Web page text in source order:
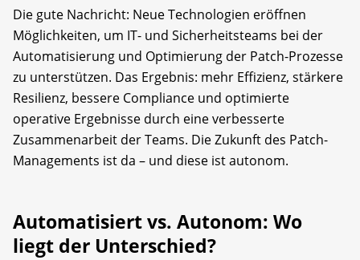
Die gute Nachricht: Neue Technologien eröffnen
Möglichkeiten, um IT- und Sicherheitsteams bei der
Automatisierung und Optimierung der Patch-Prozesse
zu unterstützen. Das Ergebnis: mehr Effizienz, stärkere
Resilienz, bessere Compliance und optimierte
operative Ergebnisse durch eine verbesserte
Zusammenarbeit der Teams. Die Zukunft des Patch-
Managements ist da – und diese ist autonom.
Automatisiert vs. Autonom: Wo
liegt der Unterschied?